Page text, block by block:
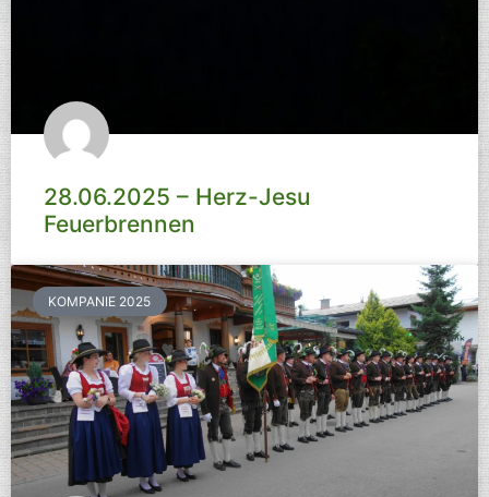
28.06.2025 – Herz-Jesu
Feuerbrennen
KOMPANIE 2025